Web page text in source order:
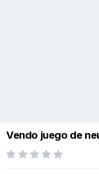
Vendo juego de